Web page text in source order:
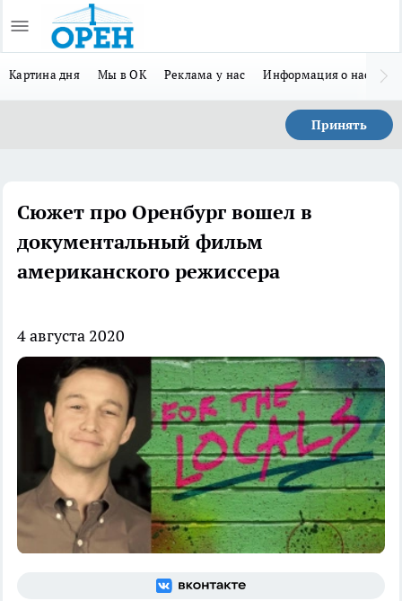
Картина дня Мы в ОК Реклама у нас Информация о нас
Принять
Сюжет про Оренбург вошел в
документальный фильм
американского режиссера
4 августа 2020